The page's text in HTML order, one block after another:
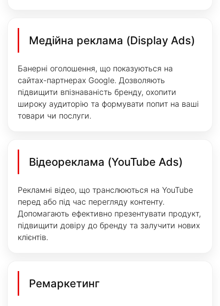
Медійна реклама (Display Ads)
Банерні оголошення, що показуються на
сайтах-партнерах Google. Дозволяють
підвищити впізнаваність бренду, охопити
широку аудиторію та формувати попит на ваші
товари чи послуги.
Відеореклама (YouTube Ads)
Рекламні відео, що транслюються на YouTube
перед або під час перегляду контенту.
Допомагають ефективно презентувати продукт,
підвищити довіру до бренду та залучити нових
клієнтів.
Ремаркетинг